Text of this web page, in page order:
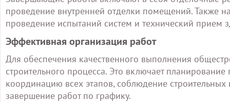
проведение внутренней отделки помещений. Также
проведение испытаний систем и технический прием
Эффективная организация работ
Для обеспечения качественного выполнения
строительного процесса. Это включает
координацию всех этапов, соблюдение
завершение работ по графику.